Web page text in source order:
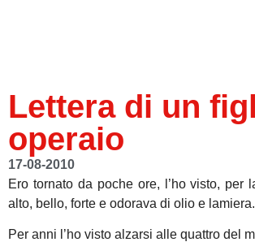
Lettera di un
operaio
17-08-2010
Ero tornato da poche ore, l’ho visto, per
alto, bello, forte e odorava di olio e lamiera.
Per anni l’ho visto alzarsi alle quattro del